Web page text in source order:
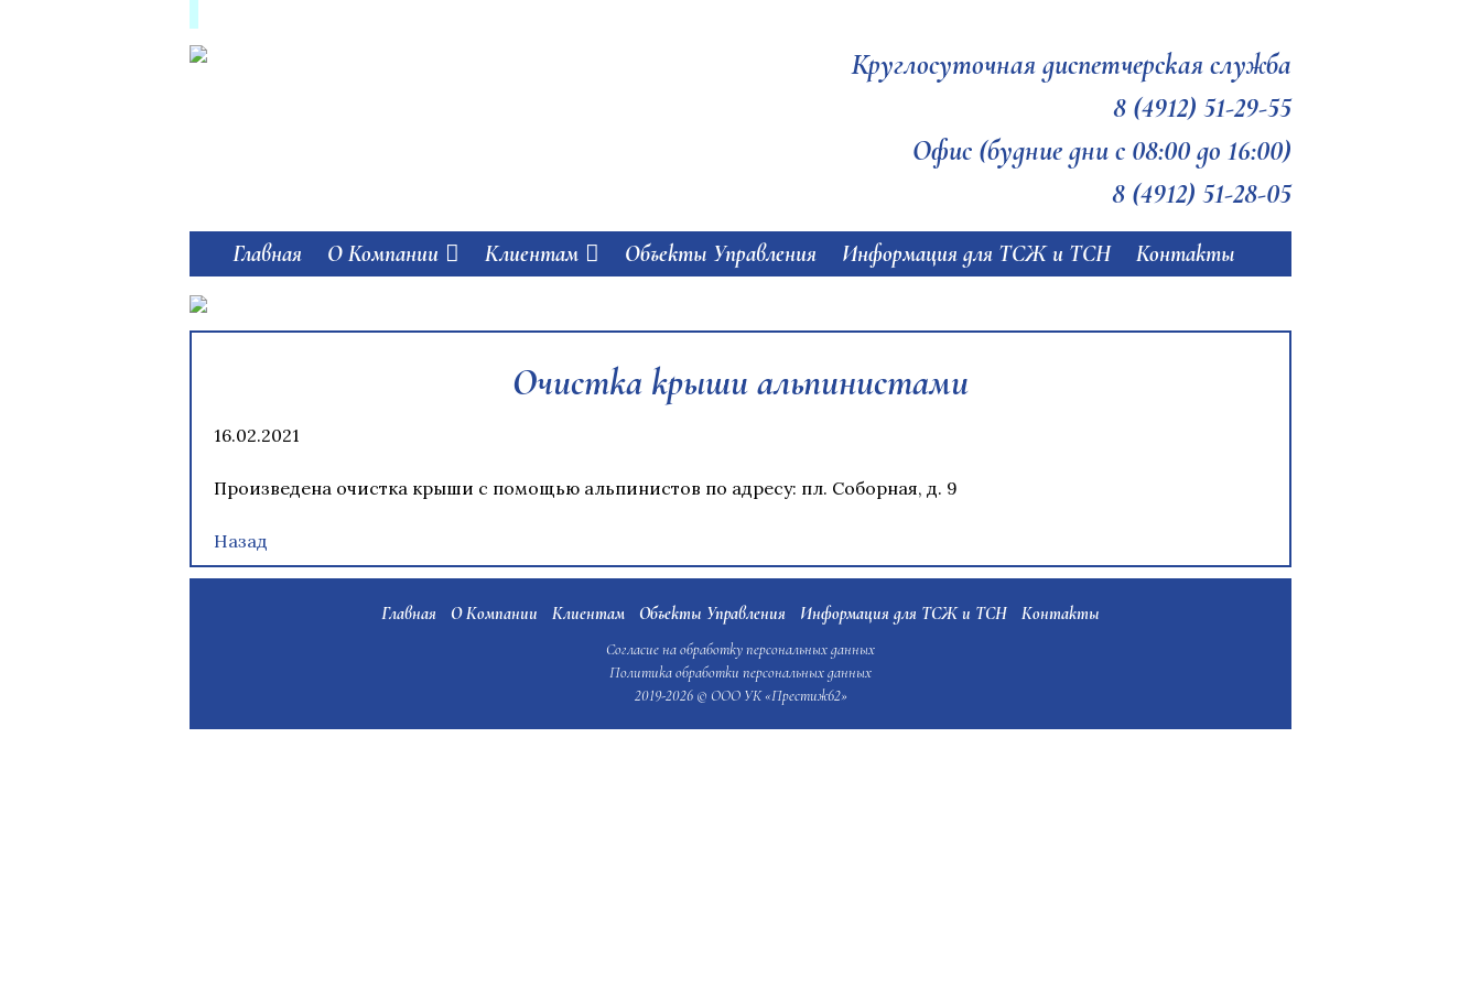
to
Круглосуточная диспетчерская служба
8 (4912) 51-29-55
Офис (будние дни с 08:00 до 16:00)
8 (4912) 51-28-05
Главная О Компании Клиентам Объекты Управления Информация для ТСЖ и ТСН Контакты
Очистка крыши альпинистами
16.02.2021
Произведена очистка крыши с помощью альпинистов по адресу: пл. Соборная, д. 9
Навигация
Назад
Главная О Компании Клиентам Объекты Управления Информация для ТСЖ и ТСН Контакты
Согласие на обработку персональных данных
Политика обработки персональных данных
2019-2026 © ООО УК «Престиж62»